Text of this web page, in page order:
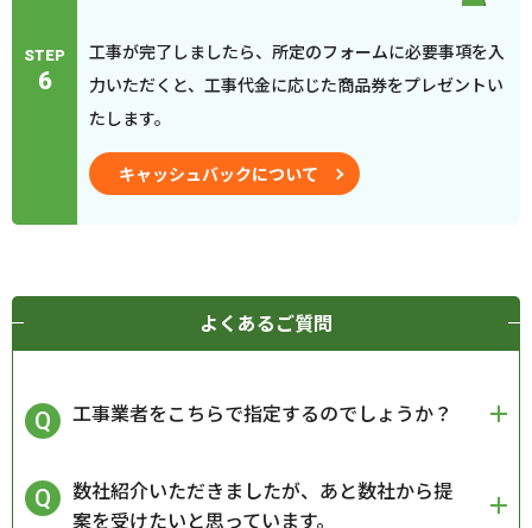
STEP
6
工事が完了しましたら、所定のフォームに必要事項を入
力いただくと、工事代金に応じた商品券をプレゼントい
たします。
キャッシュバックについて
よくあるご質問
工事業者をこちらで指定するのでしょうか？
数社紹介いただきましたが、あと数社から提
案を受けたいと思っています。